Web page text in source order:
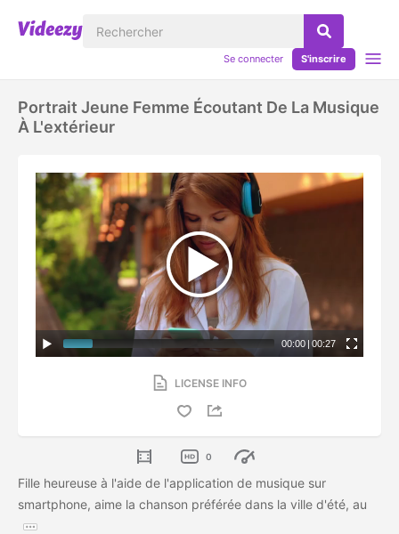
Se connecter S'inscrire
Portrait Jeune Femme Écoutant De La Musique
À L'extérieur
00:00 | 00:27
LICENSE INFO
0
Fille heureuse à l'aide de l'application de musique sur
smartphone, aime la chanson préférée dans la ville d'été, au